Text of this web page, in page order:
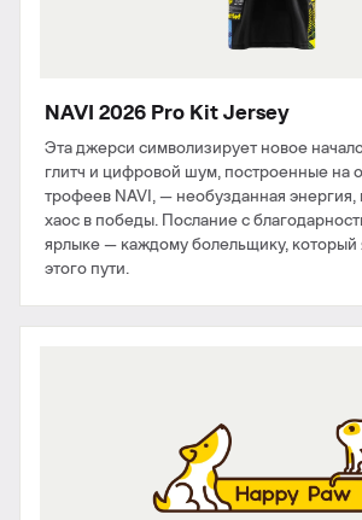
NAVI 2026 Pro Kit Jersey
Эта джерси символизирует новое
глитч и цифровой шум, построенные на
трофеев NAVI, — необузданная
хаос в победы. Послание с
ярлыке — каждому болельщику, который
этого пути.